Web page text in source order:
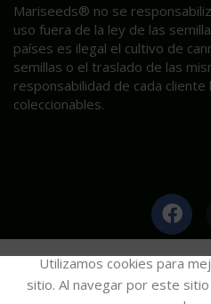
Mariseeds® no se
uso fuera de la ley de las
países es ilegal el cultivo de
semillas o el traslado de las
responsabilidad de cada
coleccionables.
HAGA CLIC AQUÍ PARA
Utilizamos cookies para
sitio. Al navegar por este